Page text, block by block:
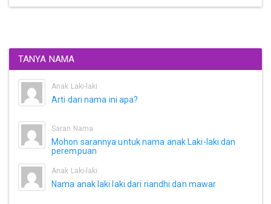
TANYA NAMA
Anak Laki-laki
Arti dari nama ini apa?
Saran Nama
Mohon sarannya untuk nama anak Laki-laki dan
perempuan
Anak Laki-laki
Nama anak laki laki dari riandhi dan mawar